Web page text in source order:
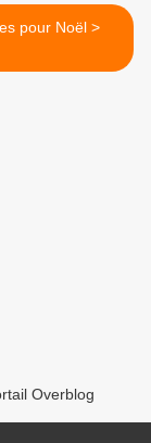
Des livres pour Noël >
Overblog